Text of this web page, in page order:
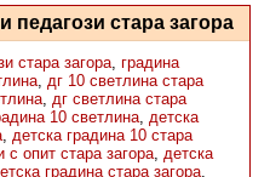
педагози стара загора
стара загора, градина
, дг 10 светлина стара
, дг светлина стара
10 светлина, детска
, детска градина 10 стара
с опит стара загора, детска
градина стара загора,